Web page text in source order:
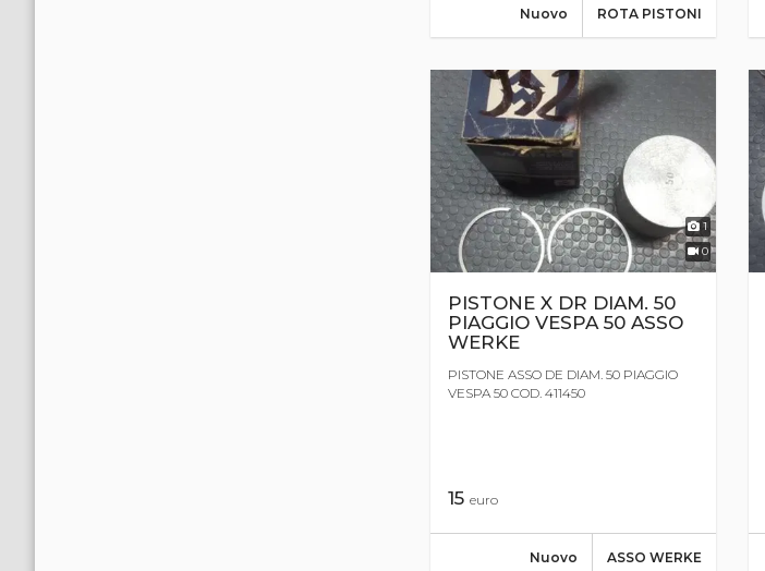
ROTA PISTONI
Nuovo
1
0
PISTONE X DR DIAM. 50
PIAGGIO VESPA 50 ASSO
WERKE
PISTONE ASSO DE DIAM. 50 PIAGGIO
VESPA 50 COD. 411450
15 euro
ASSO WERKE
Nuovo